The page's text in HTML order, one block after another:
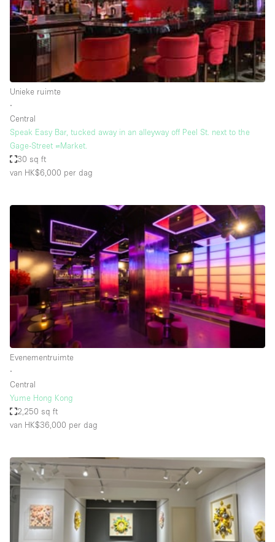
maken
Type ruimte
Advertentieruimte
Atelier / Werkplaats
Boetiek / Winkel
Boot
Container
Creatieve ruimte
Dak
Evenementruimte
Foto / Filmstudio
Galerie
Hal
Kraampje / Kiosk / Stalletje
Kraampje / Marktkraam
Markt / Festival
Ontvangsthal
Overige
Restaurant / Bar / Café
Unieke ruimte
∙
Central
Speak Easy Bar, tucked away in an alleyway off Peel St. next to the
Gage-Street =Market.
30 sq ft
van HK$6,000 per dag
Evenementruimte
∙
Central
Yume Hong Kong
2,250 sq ft
van HK$36,000 per dag